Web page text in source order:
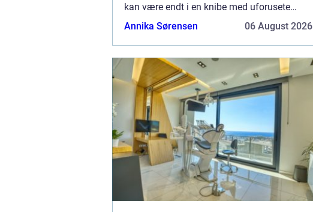
kan være endt i en knibe med uforusete
udgifter, eller man bare vil supplere ens
Annika Sørensen 06 August 2026